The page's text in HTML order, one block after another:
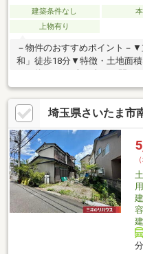
建築条件なし
上物有り
－物件のおすすめポイント－
和」徒歩18分▼特徴・土地面積
ック約14.16平米を含む・間口
販売ではありません・お好き
能・現況古家有、詳細はお問
ットストア太田窪店 徒歩7分(
店 徒歩6分(約440m)※容積率は
ご希望の住まい探しをお手
細・ご相談はお気軽にお問い合
埼玉県さいたま市